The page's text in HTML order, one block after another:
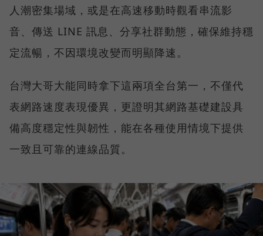
人潮密集場域，或是在高速移動時觀看串流影
音、傳送 LINE 訊息、分享社群動態，確保維持穩
定流暢，不因環境改變而明顯降速。
台灣大哥大能同時拿下這兩項全台第一，不僅代
表網路速度表現優異，更證明其網路基礎建設具
備高度穩定性與韌性，能在各種使用情境下提供
一致且可靠的連線品質。